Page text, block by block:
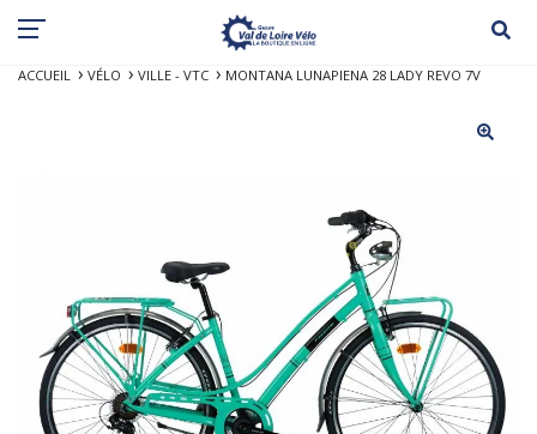
ACCUEIL VÉLO VILLE - VTC MONTANA LUNAPIENA 28 LADY REVO 7V